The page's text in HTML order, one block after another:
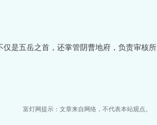
是五岳之首，还掌管阴曹地府，负责审核所
富灯网提示：文章来自网络，不代表本站观点。